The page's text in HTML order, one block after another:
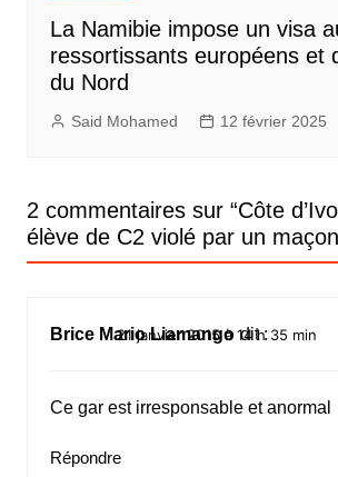
La Namibie impose un visa
ressortissants européens et
du Nord
Said Mohamed 12 février 2025
2 commentaires sur “Côte
élève de C2 violé par un maçon
Brice Mario Liamango dit :
21 janvier 2015 à 14 h 35 min
Ce gar est irresponsable et anormal
Répondre